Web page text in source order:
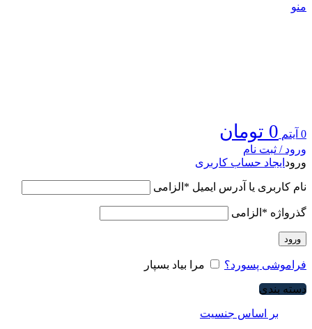
منو
0 آیتم 0 تومان
ورود / ثبت نام
ورود ایجاد حساب کاربری
نام کاربری یا آدرس ایمیل * الزامی
گذرواژه * الزامی
ورود
فراموشی پسورد؟ مرا بیاد بسپار
دسته بندی
بر اساس جنسیت